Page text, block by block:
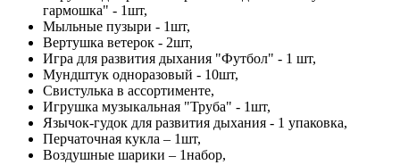
гармошка" - 1шт,
Мыльные пузыри - 1шт,
Вертушка ветерок - 2шт,
Игра для развития дыхания "Футбол" - 1 шт,
Мундштук одноразовый - 10шт,
Свистулька в ассортименте,
Игрушка музыкальная "Труба" - 1шт,
Язычок-гудок для развития дыхания - 1 упаковка,
Перчаточная кукла – 1шт,
Воздушные шарики – 1набор,